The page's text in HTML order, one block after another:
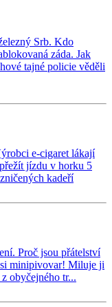
Srb. Kdo
záda. Jak
tajné policie věděli
e-cigaret lákají
jízdu v horku 5
kadeří
Proč jsou přátelství
minipivovar! Miluje ji
obyčejného tr...